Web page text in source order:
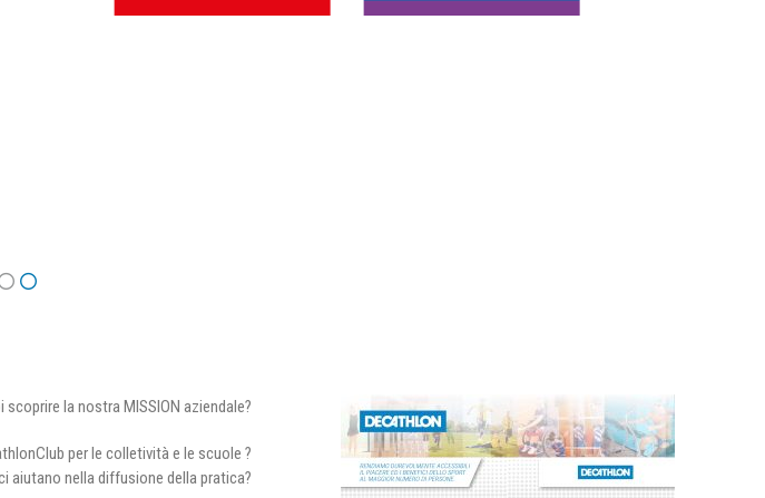
la nostra MISSION aziendale?
per le colletività e le scuole ?
aiutano nella diffusione della pratica?